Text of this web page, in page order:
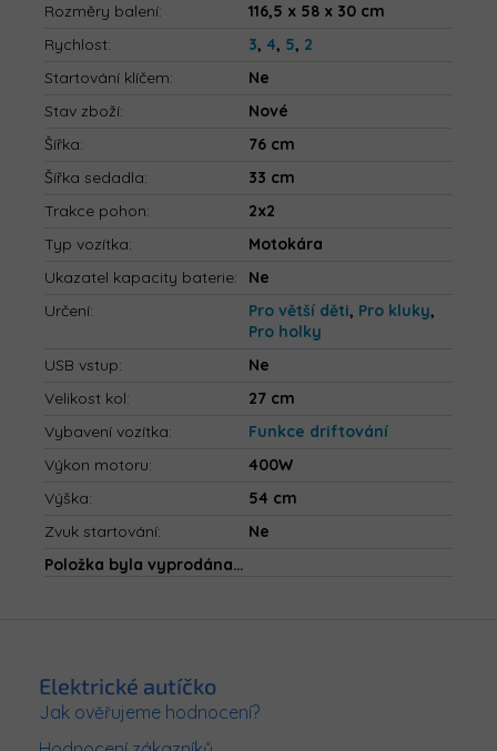
Rozměry balení:
116,5 x 58 x 30 cm
Rychlost: 3, 4, 5, 2
Startování klíčem:
Ne
Stav zboží:
Nové
Šířka:
76 cm
Šířka sedadla:
33 cm
Trakce pohon:
2x2
Typ vozítka:
Motokára
Ukazatel kapacity baterie:
Ne
Určení: Pro větší děti, Pro kluky,
Pro holky
USB vstup:
Ne
Velikost kol:
27 cm
Vybavení vozítka:
Funkce driftování
Výkon motoru:
400W
Výška:
54 cm
Zvuk startování:
Ne
Položka byla vyprodána…
Elektrické autíčko
Jak ověřujeme hodnocení?